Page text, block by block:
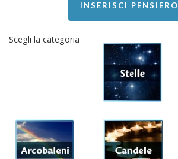
INSERISCI PENSIERO
Scegli la categoria